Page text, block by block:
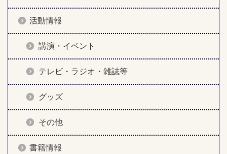
活動情報
講演・イベント
テレビ・ラジオ・雑誌等
グッズ
その他
書籍情報